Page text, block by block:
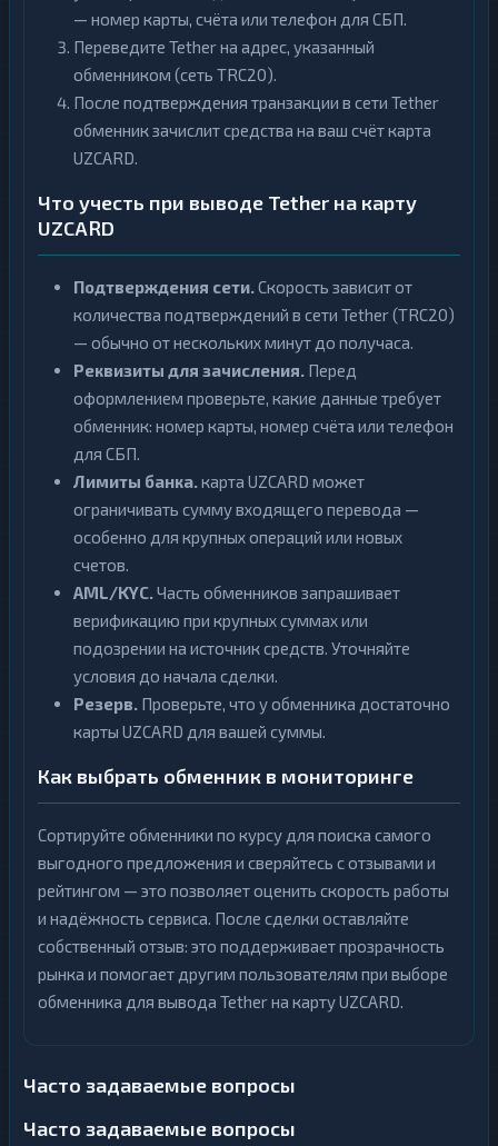
— номер карты, счёта или телефон для СБП.
Переведите Tether на адрес, указанный
обменником (сеть TRC20).
После подтверждения транзакции в сети Tether
обменник зачислит средства на ваш счёт карта
UZCARD.
Что учесть при выводе Tether на карту
UZCARD
Подтверждения сети.Скорость зависит от
количества подтверждений в сети Tether (TRC20)
— обычно от нескольких минут до получаса.
Реквизиты для зачисления. Перед
оформлением проверьте, какие данные требует
обменник: номер карты, номер счёта или телефон
для СБП.
Лимиты банка.карта UZCARD может
ограничивать сумму входящего перевода —
особенно для крупных операций или новых
счетов.
AML/KYC.Часть обменников запрашивает
верификацию при крупных суммах или
подозрении на источник средств. Уточняйте
условия до начала сделки.
Резерв. Проверьте, что у обменника достаточно
карты UZCARD для вашей суммы.
Как выбрать обменник в мониторинге
Сортируйте обменники по курсу для поиска самого
выгодного предложения и сверяйтесь с отзывами и
рейтингом — это позволяет оценить скорость работы
и надёжность сервиса. После сделки оставляйте
собственный отзыв: это поддерживает прозрачность
рынка и помогает другим пользователям при выборе
обменника для вывода Tether на карту UZCARD.
Часто задаваемые вопросы
Часто задаваемые вопросы